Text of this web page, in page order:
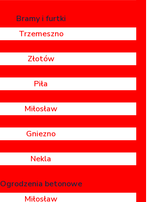
Bramy i furtki
Trzemeszno
Złotów
Piła
Miłosław
Gniezno
Nekla
Ogrodzenia betonowe
Miłosław